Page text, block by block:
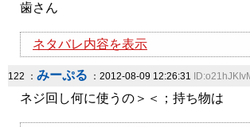
歯さん
ネタバレ内容を表示
122 ： みーぷる ：2012-08-09 12:26:31
ネジ回し何に使うの＞＜；持ち物は